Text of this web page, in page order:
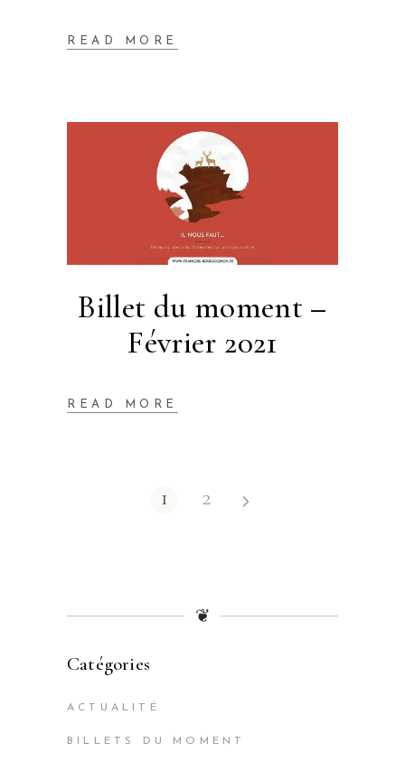
READ MORE
Billet du moment –
Février 2021
READ MORE
1 2
❦
Catégories
ACTUALITÉ
BILLETS DU MOMENT